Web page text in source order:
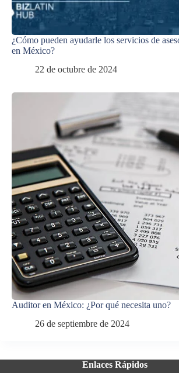
¿Cómo pueden ayudarle los servicios de
en México?
22 de octubre de 2024
Auditor en México: ¿Por qué necesita uno?
26 de septiembre de 2024
Enlaces Rápidos